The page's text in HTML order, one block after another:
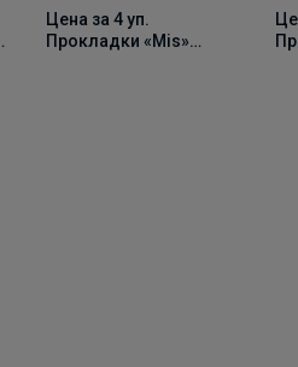
Цена за 4 уп.
Прокладки «Mis»